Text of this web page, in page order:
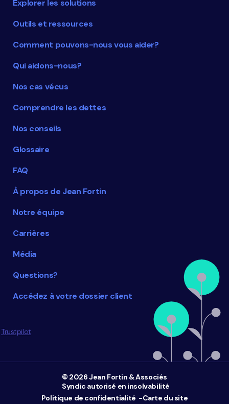
Explorer les solutions
Outils et ressources
Comment pouvons-nous vous aider?
Qui aidons-nous?
Nos cas vécus
Comprendre les dettes
Nos conseils
Glossaire
FAQ
À propos de Jean Fortin
Notre équipe
Carrières
Média
Questions?
Accédez à votre dossier client
Trustpilot
© 2026 Jean Fortin & Associés
Syndic autorisé en insolvabilité
Politique de confidentialité
Carte du site